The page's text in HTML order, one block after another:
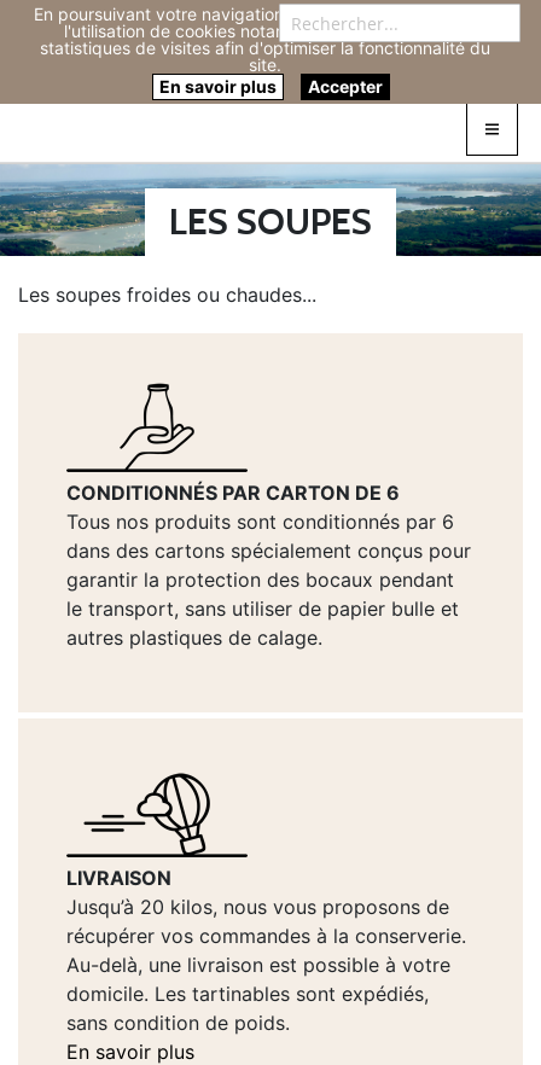
En poursuivant votre navigation sur ce site, vous acceptez
l'utilisation de cookies notamment pour réaliser des
statistiques de visites afin d'optimiser la fonctionnalité du
site.
En savoir plus
Accepter
Connexion
LES SOUPES
Les soupes froides ou chaudes...
CONDITIONNÉS PAR CARTON DE 6
Tous nos produits sont conditionnés par 6
dans des cartons spécialement conçus pour
garantir la protection des bocaux pendant
le transport, sans utiliser de papier bulle et
autres plastiques de calage.
LIVRAISON
Jusqu’à 20 kilos, nous vous proposons de
récupérer vos commandes à la conserverie.
Au-delà, une livraison est possible à votre
domicile. Les tartinables sont expédiés,
sans condition de poids.
En savoir plus